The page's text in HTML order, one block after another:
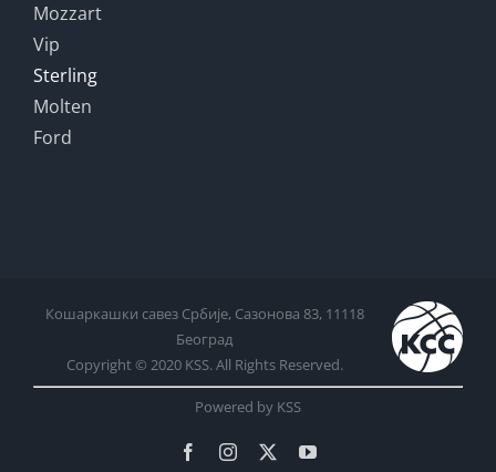
Mozzart
Vip
Sterling
Molten
Ford
Кошаркашки савез Србије, Сазонова 83, 11118
Београд
Copyright © 2020 KSS. All Rights Reserved.
Powered by KSS
FacebookInstagram YouTube